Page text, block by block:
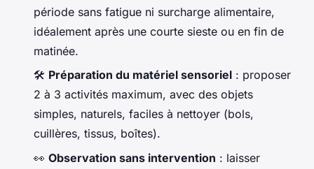
période sans fatigue ni surcharge alimentaire,
idéalement après une courte sieste ou en fin de
matinée.
🛠️ Préparation du matériel sensoriel : proposer
2 à 3 activités maximum, avec des objets
simples, naturels, faciles à nettoyer (bols,
cuillères, tissus, boîtes).
👀 Observation sans intervention : laisser